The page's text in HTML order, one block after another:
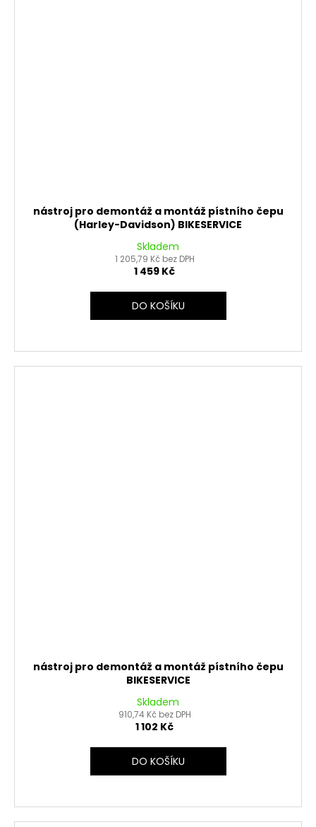
nástroj pro demontáž a montáž pístního čepu
(Harley-Davidson) BIKESERVICE
Skladem
1 205,79 Kč bez DPH
1 459 Kč
DO KOŠÍKU
nástroj pro demontáž a montáž pístního čepu
BIKESERVICE
Skladem
910,74 Kč bez DPH
1 102 Kč
DO KOŠÍKU